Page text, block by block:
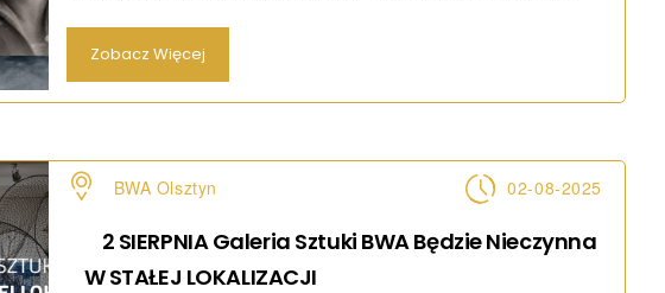
Zobacz Więcej
BWA Olsztyn 02-08-2025
2 SIERPNIA Galeria Sztuki BWA Będzie Nieczynna
W STAŁEJ LOKALIZACJI